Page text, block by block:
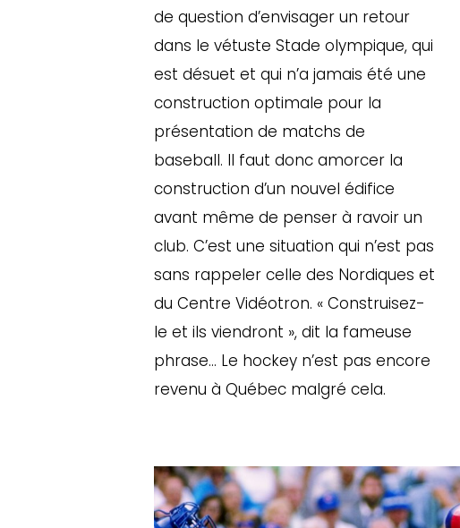
de question d’envisager un retour
dans le vétuste Stade olympique, qui
est désuet et qui n’a jamais été une
construction optimale pour la
présentation de matchs de
baseball. Il faut donc amorcer la
construction d’un nouvel édifice
avant même de penser à ravoir un
club. C’est une situation qui n’est pas
sans rappeler celle des Nordiques et
du Centre Vidéotron. « Construisez-
le et ils viendront », dit la fameuse
phrase… Le hockey n’est pas encore
revenu à Québec malgré cela.